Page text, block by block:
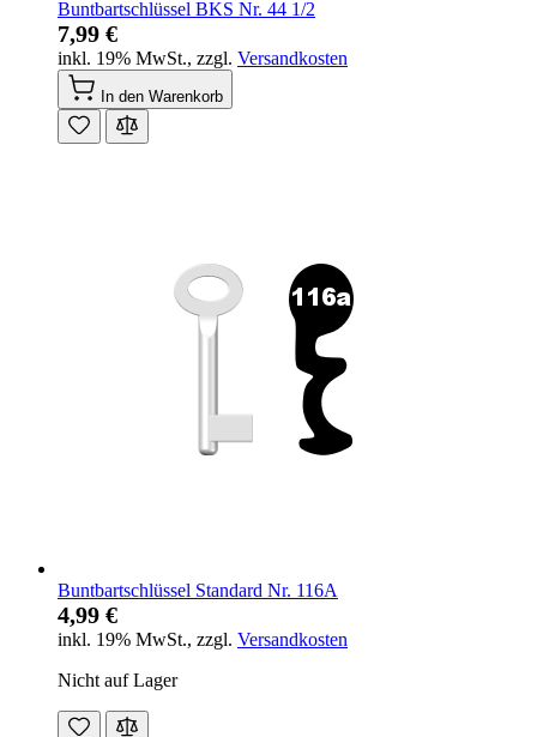
Buntbartschlüssel BKS Nr. 44 1/2
7,99 €
inkl. 19% MwSt., zzgl. Versandkosten
In den Warenkorb
Buntbartschlüssel Standard Nr. 116A
4,99 €
inkl. 19% MwSt., zzgl. Versandkosten
Nicht auf Lager